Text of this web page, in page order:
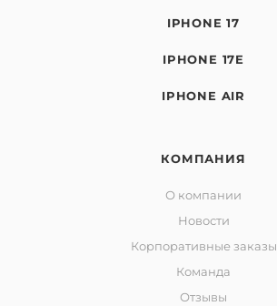
IPHONE 17
IPHONE 17E
IPHONE AIR
КОМПАНИЯ
О компании
Новости
Корпоративные заказы
Команда
Отзывы